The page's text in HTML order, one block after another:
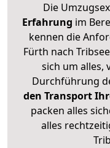
Die
Erfahrung im
kennen die
Fürth nach
sich um alles,
Durchführung
den Transport
packen alles
alles